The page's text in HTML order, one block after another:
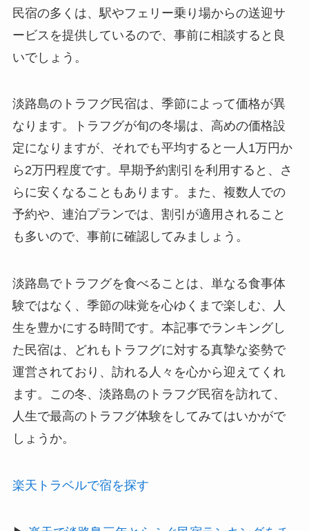
民宿の多くは、駅やフェリー乗り場からの送迎サ
ービスを提供しているので、事前に相談すると良
いでしょう。
淡路島のトラフグ民宿は、季節によって価格が異
なります。トラフグが旬の冬場は、高めの価格設
定になりますが、それでも平均すると一人1万円か
ら2万円程度です。早期予約割引を利用すると、さ
らに安くなることもあります。また、複数人での
予約や、連泊プランでは、割引が適用されること
も多いので、事前に確認してみましょう。
淡路島でトラフグを食べることは、単なる食事体
験ではなく、季節の味覚を心ゆくまで楽しむ、人
生を豊かにする時間です。本記事でランキングし
た民宿は、どれもトラフグに対する真摯な姿勢で
運営されており、訪れる人々を心から迎えてくれ
ます。この冬、淡路島のトラフグ民宿を訪れて、
人生で最高のトラフグ体験をしてみてはいかがで
しょうか。
楽天トラベルで宿を探す